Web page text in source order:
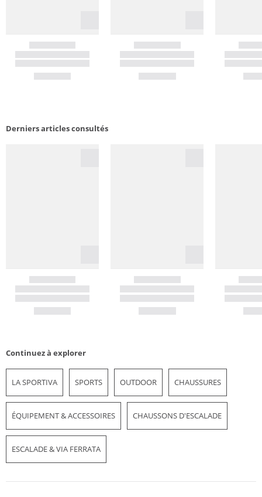
Derniers articles consultés
Continuez à explorer
LA SPORTIVA SPORTS OUTDOOR CHAUSSURES
ÉQUIPEMENT & ACCESSOIRES CHAUSSONS D'ESCALADE
ESCALADE & VIA FERRATA